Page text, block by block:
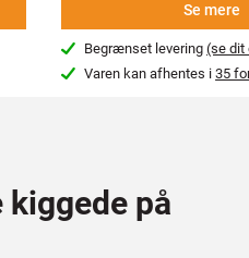
Se mere
Begrænset levering(se dit
Varen kan afhentes i35
kiggede på